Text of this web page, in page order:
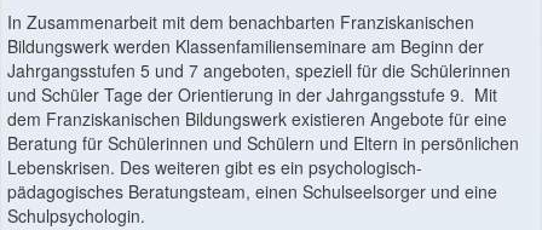
In Zusammenarbeit mit dem benachbarten Franziskanischen
Bildungswerk werden Klassenfamilienseminare am Beginn der
Jahrgangsstufen 5 und 7 angeboten, speziell für die Schülerinnen
und Schüler Tage der Orientierung in der Jahrgangsstufe 9. Mit
dem Franziskanischen Bildungswerk existieren Angebote für eine
Beratung für Schülerinnen und Schülern und Eltern in persönlichen
Lebenskrisen. Des weiteren gibt es ein psychologisch-
pädagogisches Beratungsteam, einen Schulseelsorger und eine
Schulpsychologin.